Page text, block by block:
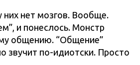
нет мозгов. Вообще.
и понеслось. Монстр
общению. “Общение”
звучит по-идиотски. Просто